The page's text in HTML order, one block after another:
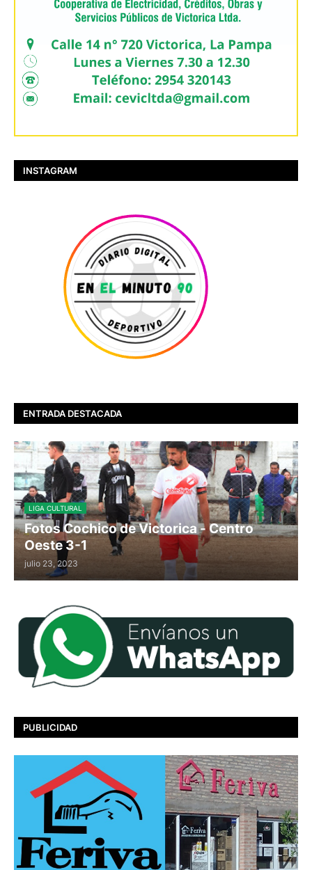
INSTAGRAM
ENTRADA DESTACADA
LIGA CULTURAL
Fotos Cochico de Victorica - Centro
Oeste 3-1
julio 23, 2023
PUBLICIDAD